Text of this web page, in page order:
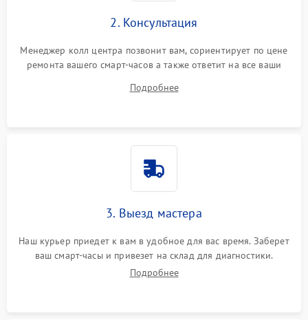
2. Консультация
Менеджер колл центра позвонит вам, сориентирует по цене
ремонта вашего смарт-часов а также ответит на все ваши
Подробнее
3. Выезд мастера
Наш курьер приедет к вам в удобное для вас время. Заберет
ваш смарт-часы и привезет на склад для диагностики.
Подробнее